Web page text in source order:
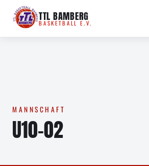
Inhalt
springen
TTL BAMBERG
BASKETBALL E.V.
MANNSCHAFT
U10-02